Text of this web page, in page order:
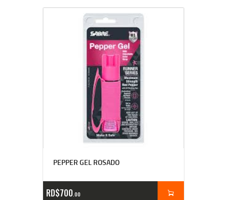
PEPPER GEL ROSADO
RD$700 00